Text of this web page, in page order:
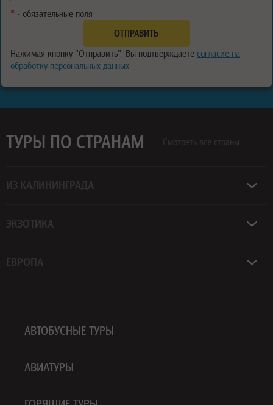
* - обязательные поля
Нажимая кнопку "Отправить", Вы подтверждаете согласие на
обработку персональных данных
ТУРЫ ПО СТРАНАМ Смотреть все страны
ИЗ КАЛИНИНГРАДА
ЭКЗОТИКА
ЕВРОПА
АВТОБУСНЫЕ ТУРЫ
АВИАТУРЫ